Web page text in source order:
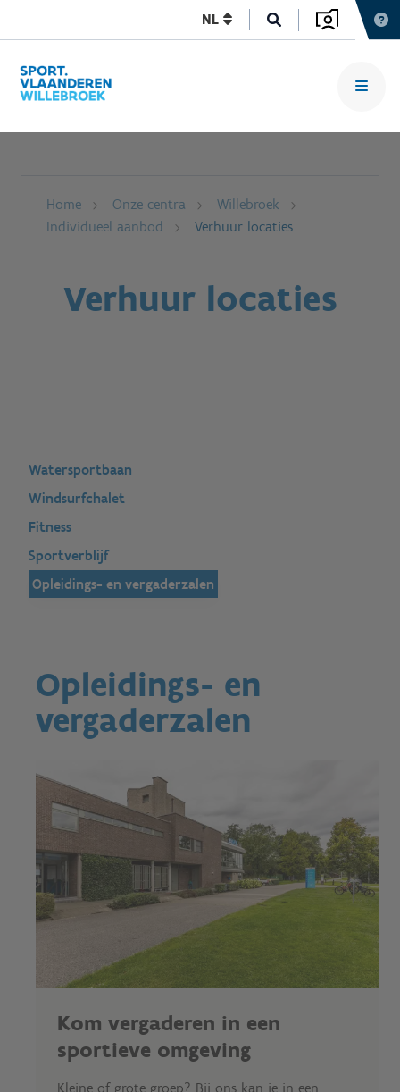
NL
Home Onze centra
Willebroek
Individueel aanbod
Verhuur locaties
Verhuur locaties
Watersportbaan
Windsurfchalet
Fitness
Sportverblijf
Opleidings- en vergaderzalen
Opleidings- en
vergaderzalen
Kom vergaderen in een
sportieve omgeving
Kleine of grote groep? Bij ons kan je in een